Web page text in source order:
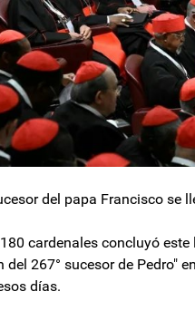
del papa Francisco se
cardenales concluyó
267° sucesor de Pedro"
días.